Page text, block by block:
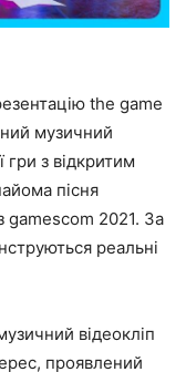
the game
музичний
гри з відкритим
пісня
gamescom 2021. За
реальні
відеокліп
проявлений